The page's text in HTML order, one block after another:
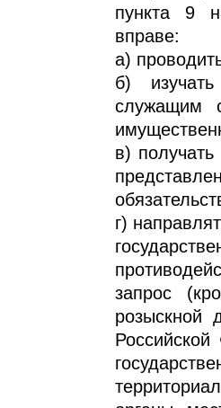
пункта 9
вправе:
а)
б)
служащим
в)
г)
запрос
розыскной